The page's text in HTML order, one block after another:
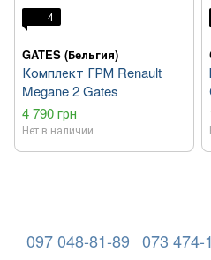
4
GATES (Бельгия)
Комплект ГРМ Renault
Megane 2 Gates
4 790 грн
Нет в наличии
097 048-81-89 073 474-